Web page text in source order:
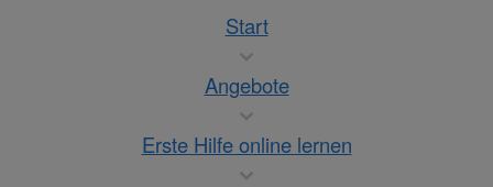
Start
Angebote
Erste Hilfe online lernen